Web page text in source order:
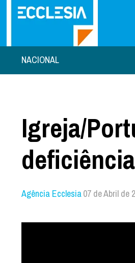
NACIONAL
Igreja/
Agência Ecclesia07 de Abril de